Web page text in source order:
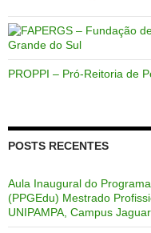
PROPPI – Pró-Reitoria de
POSTS RECENTES
Aula Inaugural do
(PPGEdu) Mestrado
UNIPAMPA, Campus